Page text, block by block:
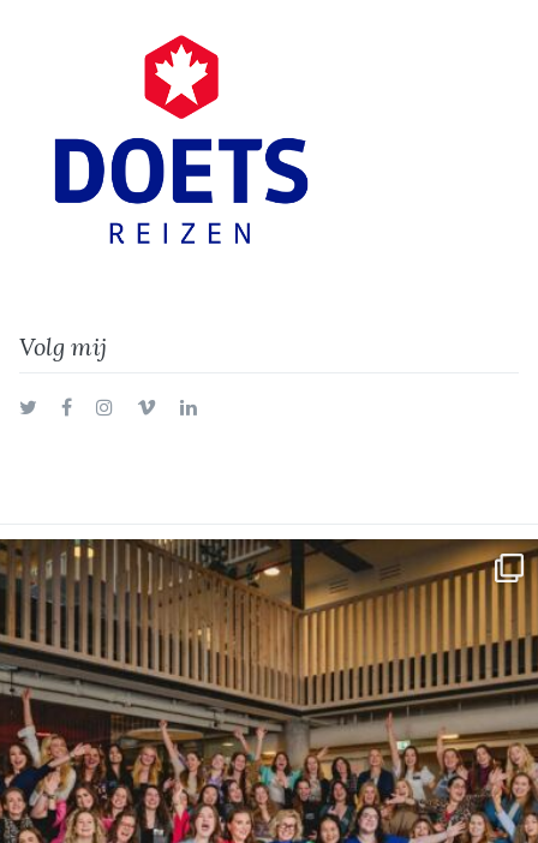
Volg mij
TwitterFacebookInstagram
VimeoLinkedIn